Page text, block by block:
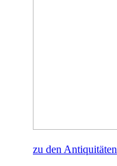
zu den Antiquitäten